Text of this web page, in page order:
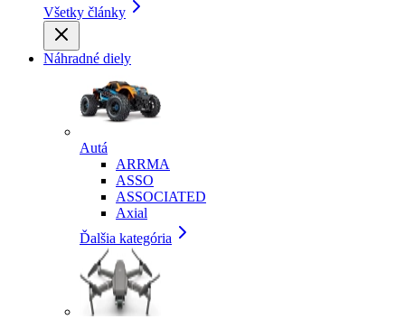
Všetky články
Náhradné diely
Autá
ARRMA
ASSO
ASSOCIATED
Axial
Ďalšia kategória